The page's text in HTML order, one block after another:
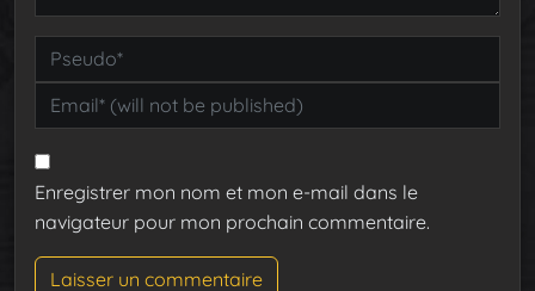
Enregistrer mon nom et mon e-mail dans le
navigateur pour mon prochain commentaire.